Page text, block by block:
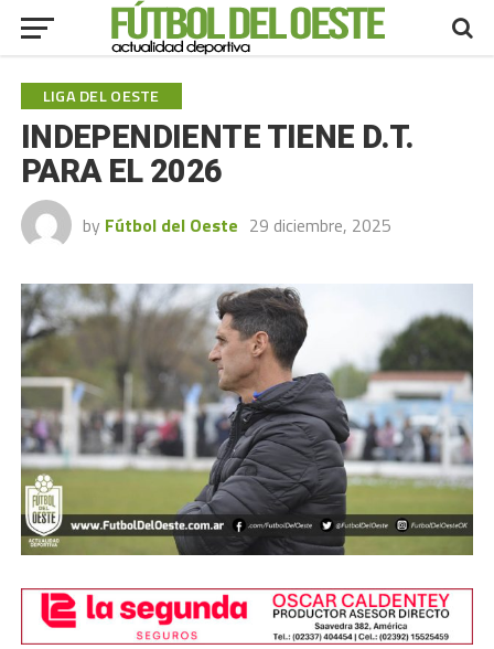
LIGA DEL OESTE
INDEPENDIENTE TIENE D.T.
PARA EL 2026
by Fútbol del Oeste 29 diciembre, 2025